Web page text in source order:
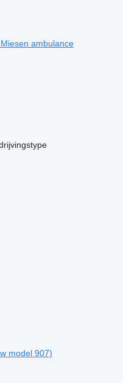
ambulance
model 907)